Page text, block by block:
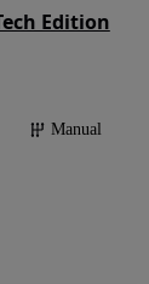
Edition
Manual